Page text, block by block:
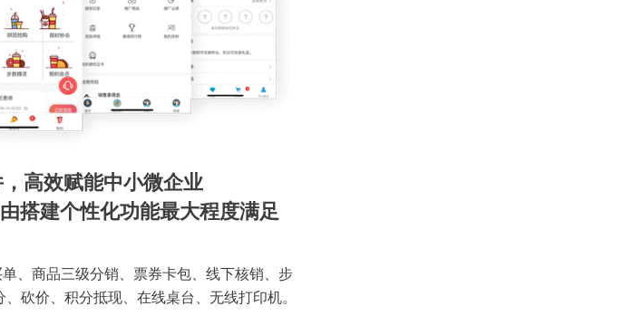
高效赋能中小微企业
搭建个性化功能最大程度满足
、商品三级分销、票券卡包、线下核销、步
砍价、积分抵现、在线桌台、无线打印机。